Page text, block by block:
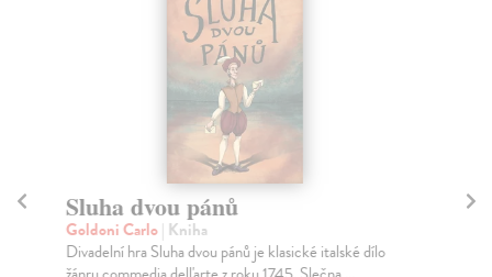
Sluha dvou pánů
Goldoni Carlo| Kniha
Divadelní hra Sluha dvou pánů je klasické italské dílo